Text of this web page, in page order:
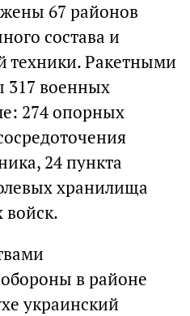
67 районов
состава и
техники. Ракетными
317 военных
274 опорных
24 пункта
хранилища
войск.
в районе
украинский